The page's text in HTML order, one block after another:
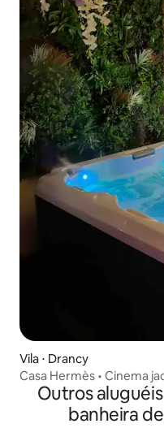
Vila ⋅ Drancy
Casa Hermès • Cinema
Outros
banheira